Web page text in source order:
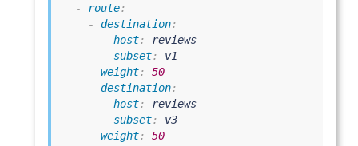
- route:
-
destination:
host: reviews
subset: v1
weight:
50
-
destination:
host: reviews
subset: v3
weight: 50